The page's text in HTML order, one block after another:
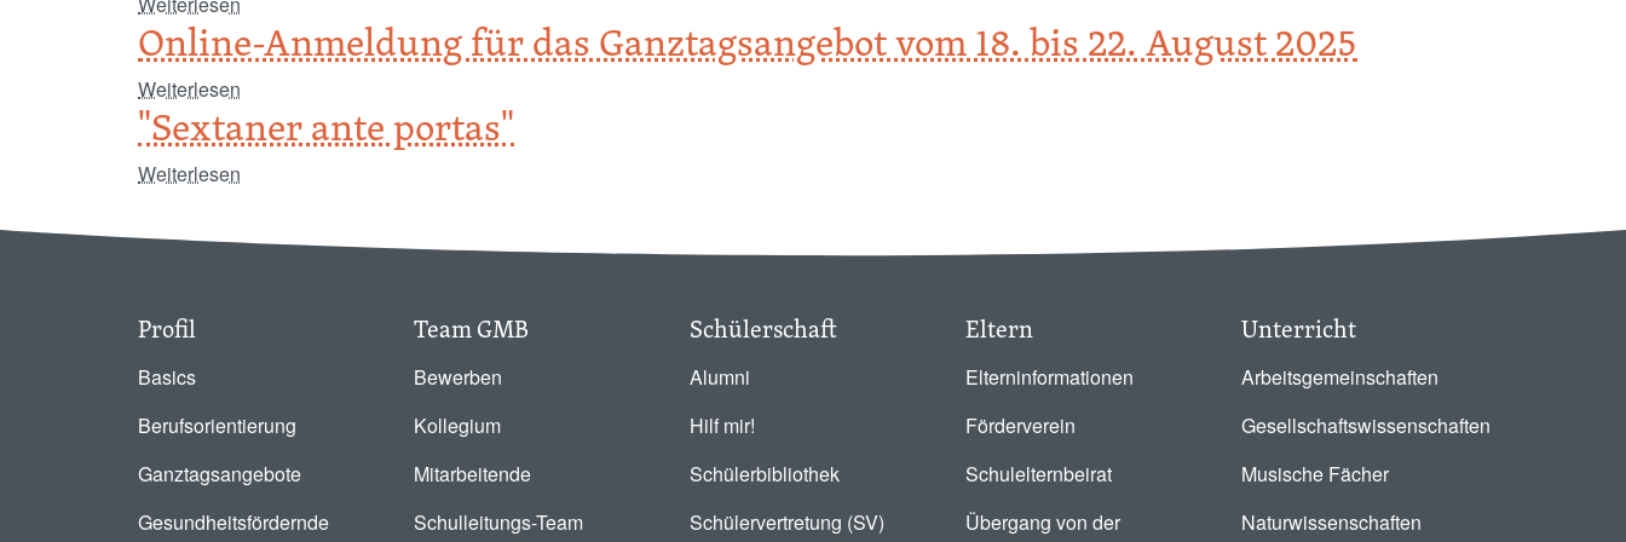
Online-Anmeldung für das Ganztagsangebot vom 18. bis 22. August 2025
Weiterlesen
"Sextaner ante portas"
Weiterlesen
Profil
Basics
Berufsorientierung
Ganztagsangebote
Gesundheitsfördernde
Team GMB
Bewerben
Kollegium
Mitarbeitende
Schulleitungs-Team
Schülerschaft
Alumni
Hilf mir!
Schülerbibliothek
Schülervertretung (SV)
Eltern
Elterninformationen
Förderverein
Schulelternbeirat
Übergang von der
Unterricht
Arbeitsgemeinschaften
Gesellschaftswissenschaften
Musische Fächer
Naturwissenschaften